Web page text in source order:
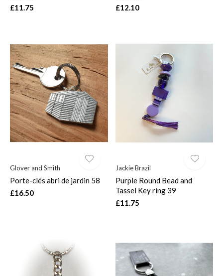
£11.75
£12.10
Glover and Smith
Porte-clés abri de jardin 58
£16.50
Jackie Brazil
Purple Round Bead and
Tassel Key ring 39
£11.75